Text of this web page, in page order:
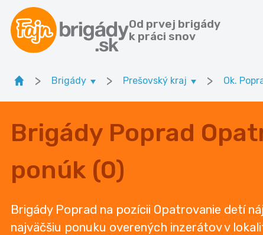
Od prvej brigády
k práci snov
> Brigády > Prešovský kraj > Ok.
Brigády Poprad
ponúk (0)
Brigády Poprad na pozícii Opatrovanie detí
najväčšiu ponuku overených inzerátov v